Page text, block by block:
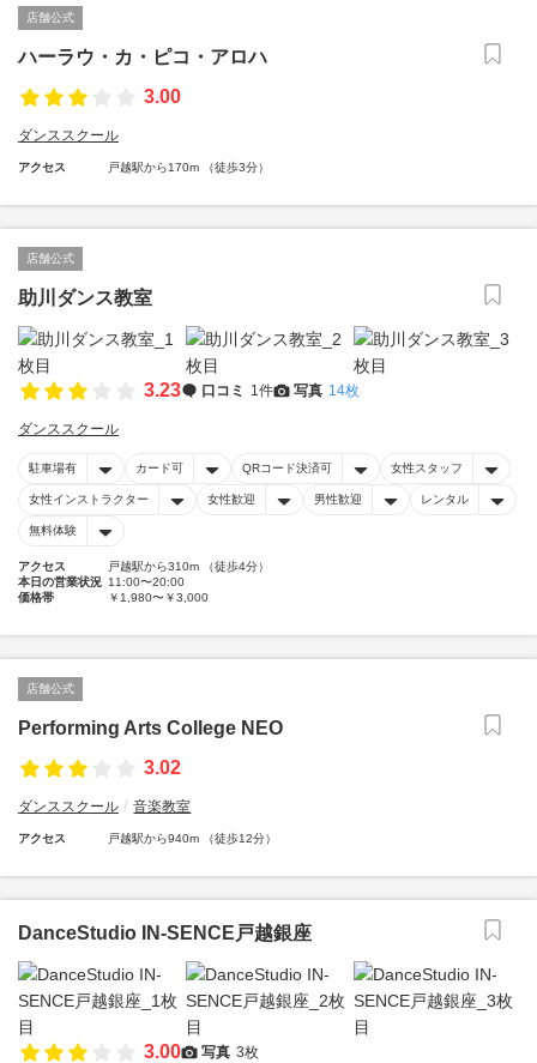
店舗公式
ハーラウ・カ・ピコ・アロハ
3.00
ダンススクール
アクセス 戸越駅から170m （徒歩3分）
店舗公式
助川ダンス教室
3.23 口コミ 1件 写真 14枚
ダンススクール
駐車場有 カード可 QRコード決済可 女性スタッフ
女性インストラクター 女性歓迎 男性歓迎 レンタル
無料体験
アクセス
戸越駅から310m （徒歩4分）
本日の営業状況 11:00〜20:00
価格帯
￥1,980〜￥3,000
店舗公式
Performing Arts College NEO
3.02
ダンススクール 音楽教室
アクセス 戸越駅から940m （徒歩12分）
DanceStudio IN-SENCE戸越銀座
3.00 写真 3枚